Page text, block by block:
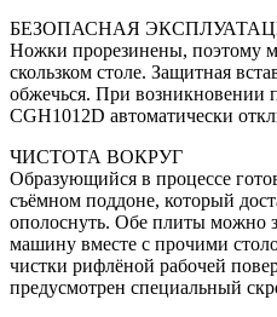
БЕЗОПАСНАЯ
Ножки прорезинены, поэтому
скользком столе. Защитная
обжечься. При возникновении
CGH1012D автоматически
ЧИСТОТА ВОКРУГ
Образующийся в процессе
съёмном поддоне, который
ополоснуть. Обе плиты можно
машину вместе с прочими
чистки рифлёной рабочей
предусмотрен специальный